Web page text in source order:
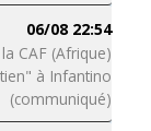
06/08 22:54
CAF (Afrique)
à Infantino
(communiqué)